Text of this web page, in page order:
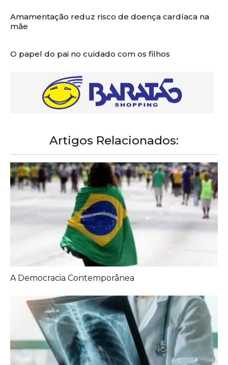
Amamentação reduz risco de doença cardíaca na
mãe
O papel do pai no cuidado com os filhos
Artigos Relacionados:
A Democracia Contemporânea